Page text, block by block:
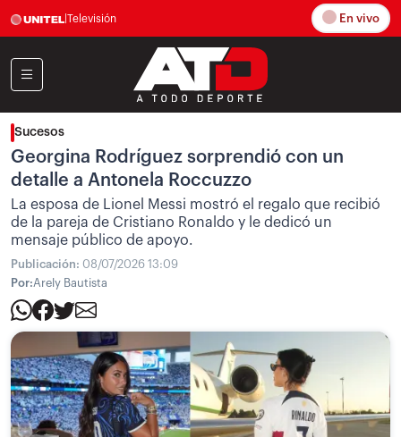
Televisión En vivo
Sucesos
Georgina Rodríguez sorprendió con un
detalle a Antonela Roccuzzo
La esposa de Lionel Messi mostró el regalo que recibió
de la pareja de Cristiano Ronaldo y le dedicó un
mensaje público de apoyo.
Publicación: 08/07/2026 13:09
Por:Arely Bautista